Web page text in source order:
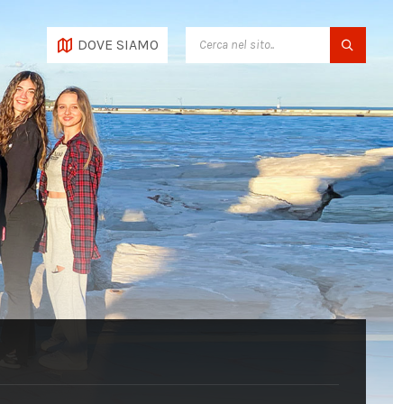
DOVE SIAMO